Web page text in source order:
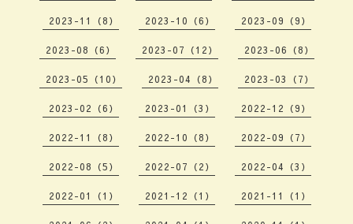
2023-11（8） 2023-10（6） 2023-09（9）
2023-08（6） 2023-07（12） 2023-06（8）
2023-05（10） 2023-04（8） 2023-03（7）
2023-02（6） 2023-01（3） 2022-12（9）
2022-11（8） 2022-10（8） 2022-09（7）
2022-08（5） 2022-07（2） 2022-04（3）
2022-01（1） 2021-12（1） 2021-11（1）